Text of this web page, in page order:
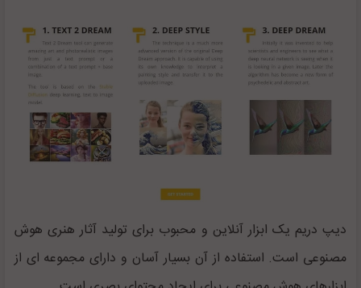
دیپ دریم یک ابزار آنلاین و محبوب برای تولید آثار هنری هوش
مصنوعی است. استفاده از آن بسیار آسان و دارای مجموعه ای از